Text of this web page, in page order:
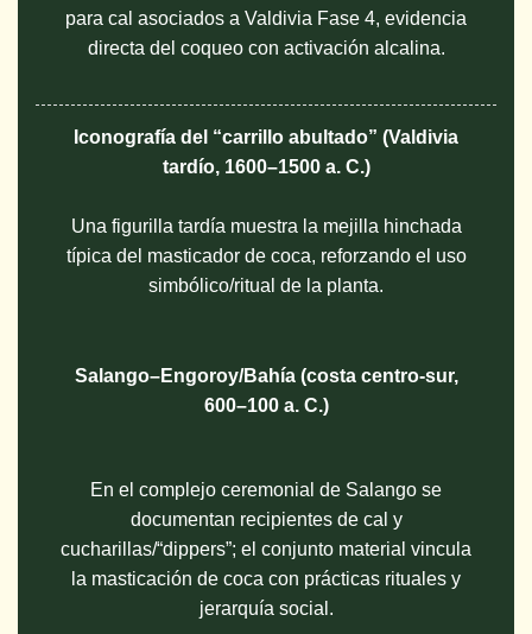
para cal asociados a Valdivia Fase 4, evidencia
directa del coqueo con activación alcalina.
Iconografía del “carrillo abultado” (Valdivia
tardío, 1600–1500 a. C.)
Una figurilla tardía muestra la mejilla hinchada
típica del masticador de coca, reforzando el uso
simbólico/ritual de la planta.
Salango–Engoroy/Bahía (costa centro-sur,
600–100 a. C.)
En el complejo ceremonial de Salango se
documentan recipientes de cal y
cucharillas/“dippers”; el conjunto material vincula
la masticación de coca con prácticas rituales y
jerarquía social.